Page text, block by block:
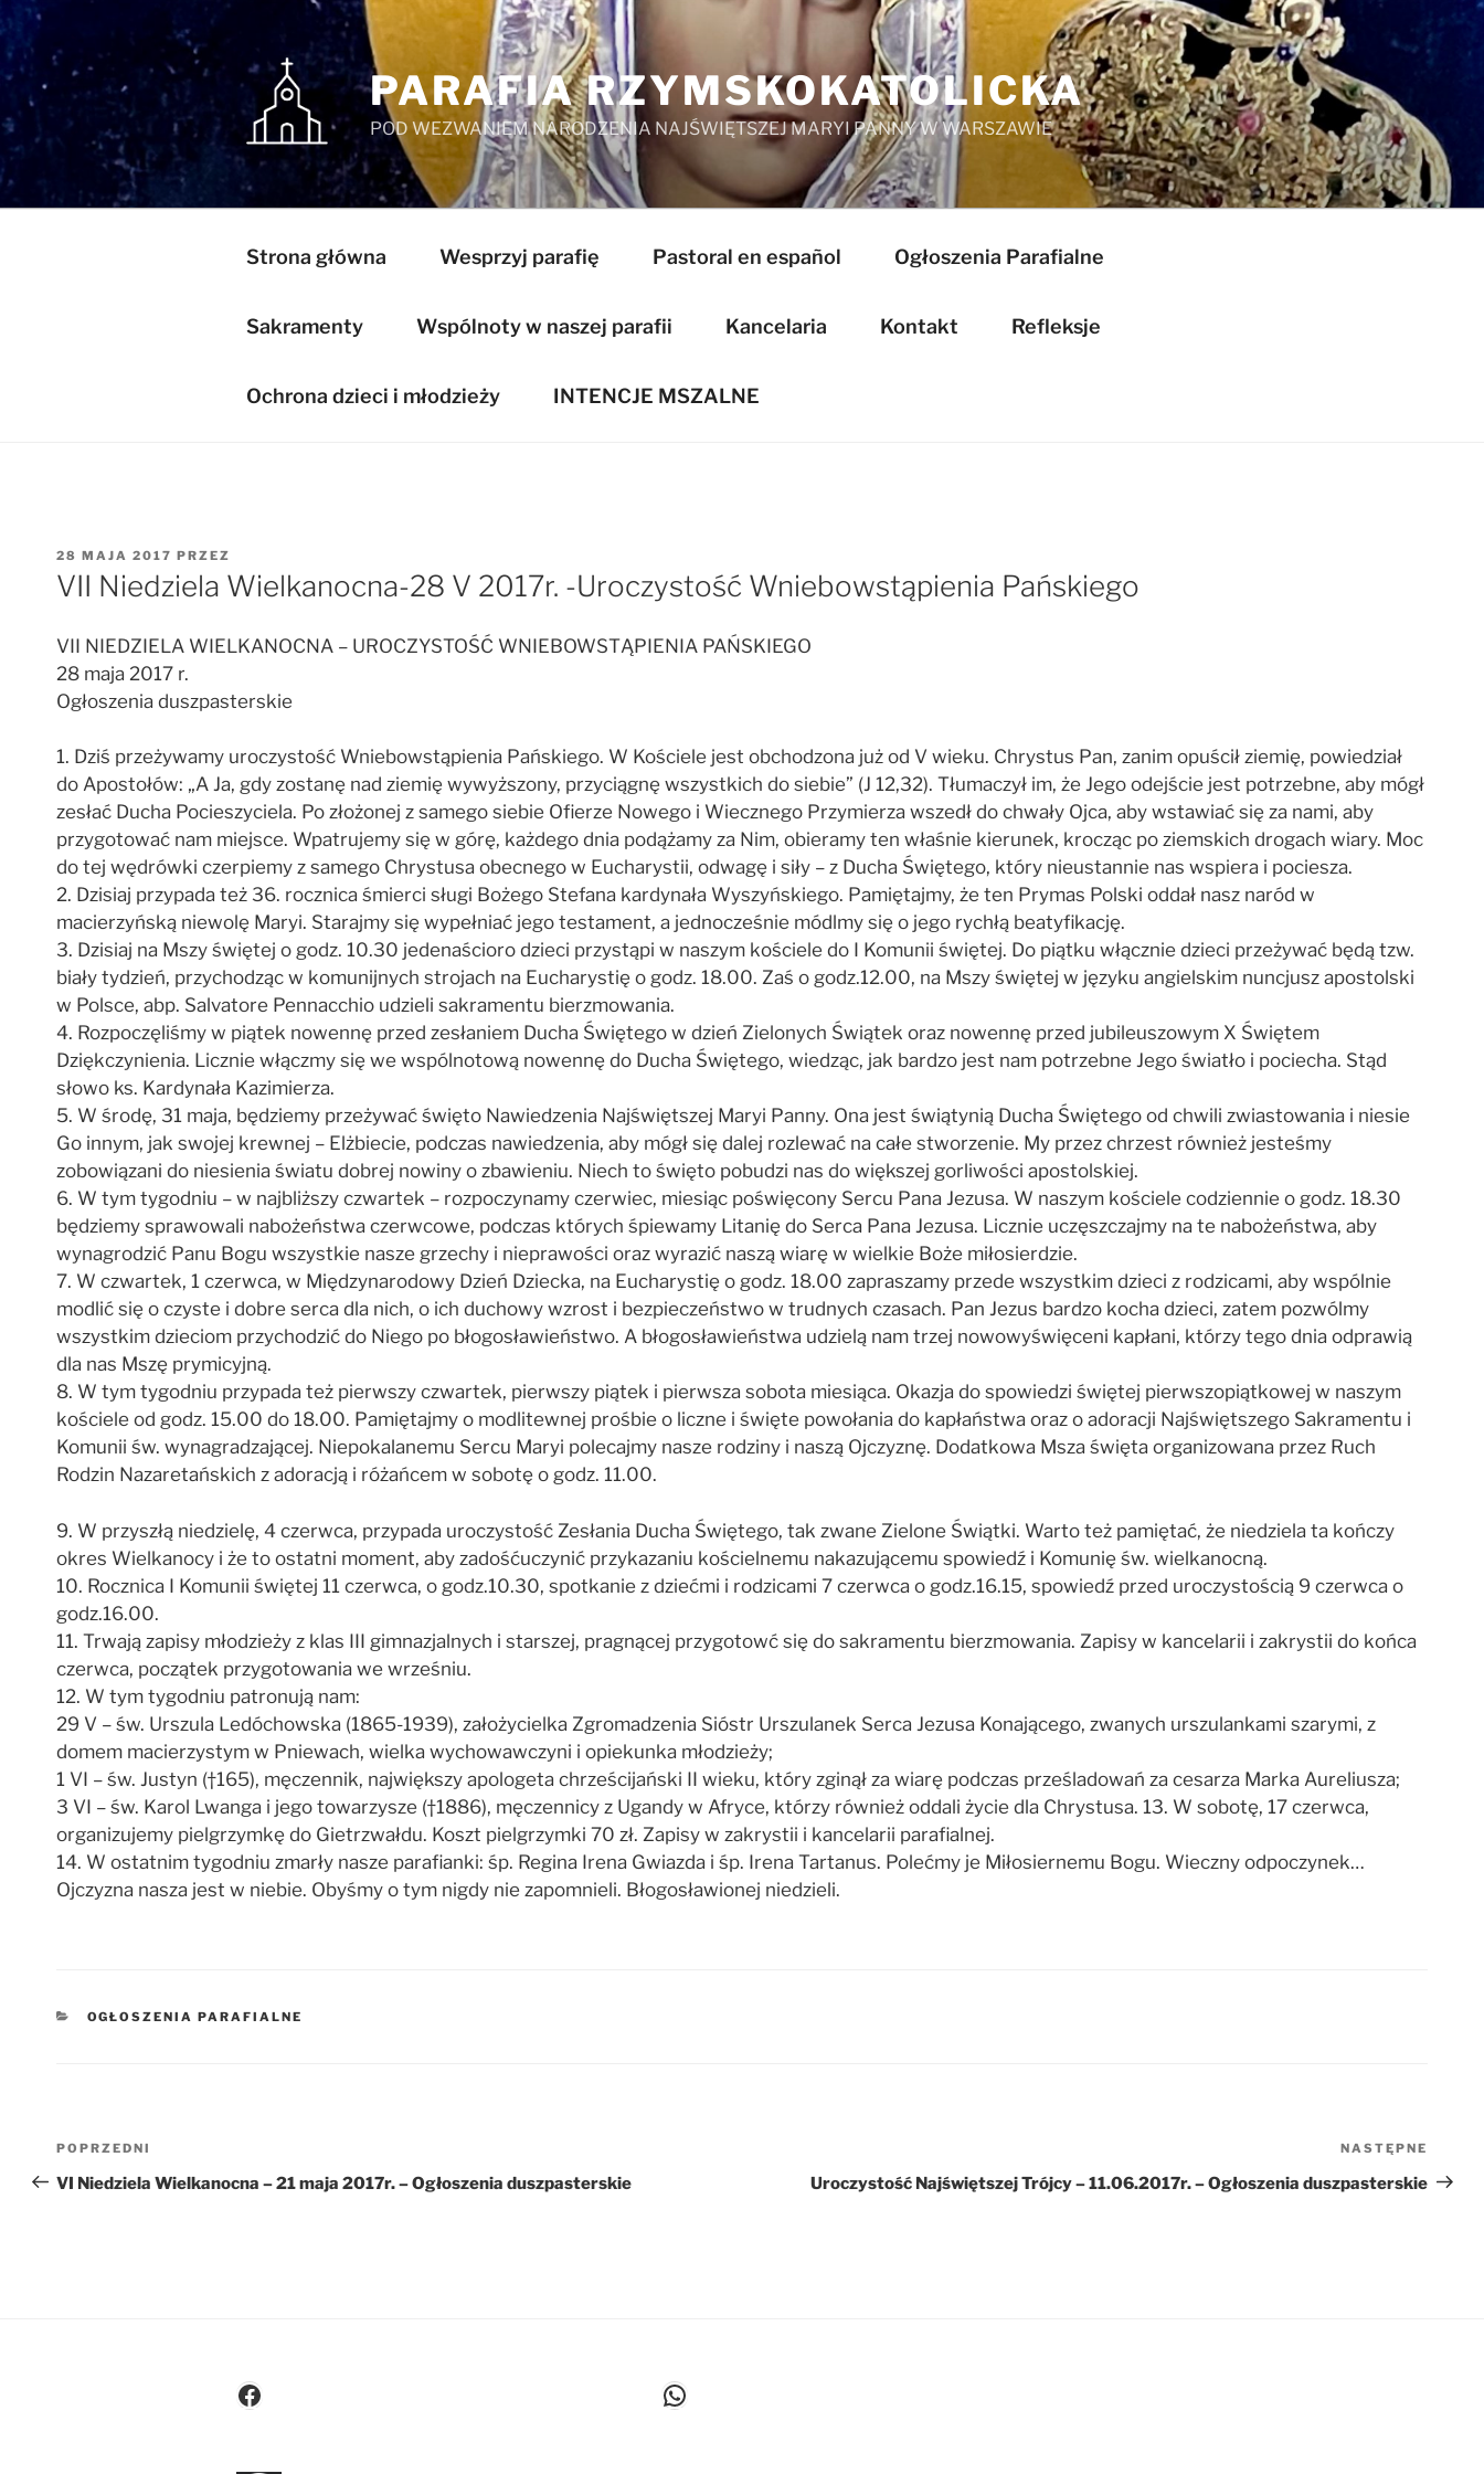
Przejdź
do
treści
PARAFIA RZYMSKOKATOLICKA
POD WEZWANIEM NARODZENIA NAJŚWIĘTSZEJ MARYI PANNY W WARSZAWIE
Strona główna Wesprzyj parafię Pastoral en español Ogłoszenia Parafialne
Sakramenty Wspólnoty w naszej parafii Kancelaria Kontakt Refleksje
Ochrona dzieci i młodzieży INTENCJE MSZALNE
OPUBLIKOWANE
W
28 MAJA 2017 PRZEZ
VII Niedziela Wielkanocna-28 V 2017r. -Uroczystość Wniebowstąpienia Pańskiego
VII NIEDZIELA WIELKANOCNA – UROCZYSTOŚĆ WNIEBOWSTĄPIENIA PAŃSKIEGO
28 maja 2017 r.
Ogłoszenia duszpasterskie
1. Dziś przeżywamy uroczystość Wniebowstąpienia Pańskiego. W Kościele jest obchodzona już od V wieku. Chrystus Pan, zanim opuścił ziemię, powiedział
do Apostołów: „A Ja, gdy zostanę nad ziemię wywyższony, przyciągnę wszystkich do siebie” (J 12,32). Tłumaczył im, że Jego odejście jest potrzebne, aby mógł
zesłać Ducha Pocieszyciela. Po złożonej z samego siebie Ofierze Nowego i Wiecznego Przymierza wszedł do chwały Ojca, aby wstawiać się za nami, aby
przygotować nam miejsce. Wpatrujemy się w górę, każdego dnia podążamy za Nim, obieramy ten właśnie kierunek, krocząc po ziemskich drogach wiary. Moc
do tej wędrówki czerpiemy z samego Chrystusa obecnego w Eucharystii, odwagę i siły – z Ducha Świętego, który nieustannie nas wspiera i pociesza.
2. Dzisiaj przypada też 36. rocznica śmierci sługi Bożego Stefana kardynała Wyszyńskiego. Pamiętajmy, że ten Prymas Polski oddał nasz naród w
macierzyńską niewolę Maryi. Starajmy się wypełniać jego testament, a jednocześnie módlmy się o jego rychłą beatyfikację.
3. Dzisiaj na Mszy świętej o godz. 10.30 jedenaścioro dzieci przystąpi w naszym kościele do I Komunii świętej. Do piątku włącznie dzieci przeżywać będą tzw.
biały tydzień, przychodząc w komunijnych strojach na Eucharystię o godz. 18.00. Zaś o godz.12.00, na Mszy świętej w języku angielskim nuncjusz apostolski
w Polsce, abp. Salvatore Pennacchio udzieli sakramentu bierzmowania.
4. Rozpoczęliśmy w piątek nowennę przed zesłaniem Ducha Świętego w dzień Zielonych Świątek oraz nowennę przed jubileuszowym X Świętem
Dziękczynienia. Licznie włączmy się we wspólnotową nowennę do Ducha Świętego, wiedząc, jak bardzo jest nam potrzebne Jego światło i pociecha. Stąd
słowo ks. Kardynała Kazimierza.
5. W środę, 31 maja, będziemy przeżywać święto Nawiedzenia Najświętszej Maryi Panny. Ona jest świątynią Ducha Świętego od chwili zwiastowania i niesie
Go innym, jak swojej krewnej – Elżbiecie, podczas nawiedzenia, aby mógł się dalej rozlewać na całe stworzenie. My przez chrzest również jesteśmy
zobowiązani do niesienia światu dobrej nowiny o zbawieniu. Niech to święto pobudzi nas do większej gorliwości apostolskiej.
6. W tym tygodniu – w najbliższy czwartek – rozpoczynamy czerwiec, miesiąc poświęcony Sercu Pana Jezusa. W naszym kościele codziennie o godz. 18.30
będziemy sprawowali nabożeństwa czerwcowe, podczas których śpiewamy Litanię do Serca Pana Jezusa. Licznie uczęszczajmy na te nabożeństwa, aby
wynagrodzić Panu Bogu wszystkie nasze grzechy i nieprawości oraz wyrazić naszą wiarę w wielkie Boże miłosierdzie.
7. W czwartek, 1 czerwca, w Międzynarodowy Dzień Dziecka, na Eucharystię o godz. 18.00 zapraszamy przede wszystkim dzieci z rodzicami, aby wspólnie
modlić się o czyste i dobre serca dla nich, o ich duchowy wzrost i bezpieczeństwo w trudnych czasach. Pan Jezus bardzo kocha dzieci, zatem pozwólmy
wszystkim dzieciom przychodzić do Niego po błogosławieństwo. A błogosławieństwa udzielą nam trzej nowowyświęceni kapłani, którzy tego dnia odprawią
dla nas Mszę prymicyjną.
8. W tym tygodniu przypada też pierwszy czwartek, pierwszy piątek i pierwsza sobota miesiąca. Okazja do spowiedzi świętej pierwszopiątkowej w naszym
kościele od godz. 15.00 do 18.00. Pamiętajmy o modlitewnej prośbie o liczne i święte powołania do kapłaństwa oraz o adoracji Najświętszego Sakramentu i
Komunii św. wynagradzającej. Niepokalanemu Sercu Maryi polecajmy nasze rodziny i naszą Ojczyznę. Dodatkowa Msza święta organizowana przez Ruch
Rodzin Nazaretańskich z adoracją i różańcem w sobotę o godz. 11.00.
9. W przyszłą niedzielę, 4 czerwca, przypada uroczystość Zesłania Ducha Świętego, tak zwane Zielone Świątki. Warto też pamiętać, że niedziela ta kończy
okres Wielkanocy i że to ostatni moment, aby zadośćuczynić przykazaniu kościelnemu nakazującemu spowiedź i Komunię św. wielkanocną.
10. Rocznica I Komunii świętej 11 czerwca, o godz.10.30, spotkanie z dziećmi i rodzicami 7 czerwca o godz.16.15, spowiedź przed uroczystością 9 czerwca o
godz.16.00.
11. Trwają zapisy młodzieży z klas III gimnazjalnych i starszej, pragnącej przygotowć się do sakramentu bierzmowania. Zapisy w kancelarii i zakrystii do końca
czerwca, początek przygotowania we wrześniu.
12. W tym tygodniu patronują nam:
29 V – św. Urszula Ledóchowska (1865-1939), założycielka Zgromadzenia Sióstr Urszulanek Serca Jezusa Konającego, zwanych urszulankami szarymi, z
domem macierzystym w Pniewach, wielka wychowawczyni i opiekunka młodzieży;
1 VI – św. Justyn (†165), męczennik, największy apologeta chrześcijański II wieku, który zginął za wiarę podczas prześladowań za cesarza Marka Aureliusza;
3 VI – św. Karol Lwanga i jego towarzysze (†1886), męczennicy z Ugandy w Afryce, którzy również oddali życie dla Chrystusa. 13. W sobotę, 17 czerwca,
organizujemy pielgrzymkę do Gietrzwałdu. Koszt pielgrzymki 70 zł. Zapisy w zakrystii i kancelarii parafialnej.
14. W ostatnim tygodniu zmarły nasze parafianki: śp. Regina Irena Gwiazda i śp. Irena Tartanus. Polećmy je Miłosiernemu Bogu. Wieczny odpoczynek…
Ojczyzna nasza jest w niebie. Obyśmy o tym nigdy nie zapomnieli. Błogosławionej niedzieli.
KATEGORIE
OGŁOSZENIA PARAFIALNE
Nawigacja
wpisu
Poprzedni
wpis
POPRZEDNI
VI Niedziela Wielkanocna – 21 maja 2017r. – Ogłoszenia duszpasterskie
wpis
NASTĘPNE
Uroczystość Najświętszej Trójcy – 11.06.2017r. – Ogłoszenia duszpasterskie
Facebook WhatsApp